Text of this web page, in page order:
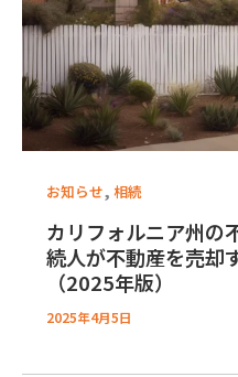
お知らせ, 相続
カリフォルニア州の
続人が不動産を売却
（2025年版）
2025年4月5日